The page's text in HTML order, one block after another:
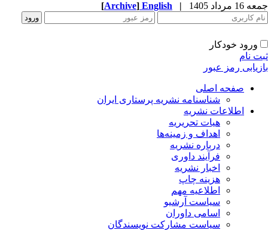
مرداد 1405 |
English
[Archive]
ورود خودکار
نام
رمز عبور
صفحه اصلی
شناسنامه نشریه پرستاری ایران
اطلاعات نشریه
هیات تحریریه
اهداف و زمینه‌ها
درباره نشریه
فرآیند داوری
اخبار نشریه
هزینه چاپ
اطلاعیه مهم
سیاست آرشیو
اسامی داوران
سیاست مشارکت نویسندگان